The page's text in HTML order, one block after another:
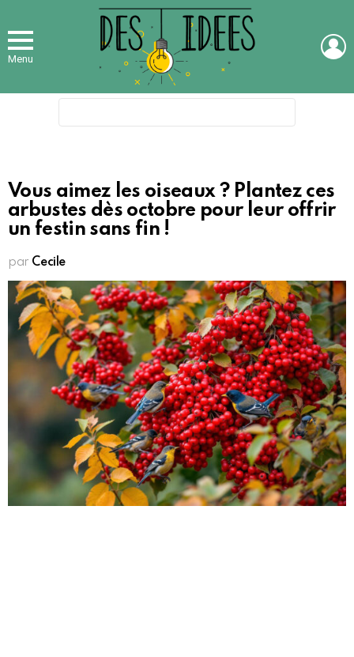
Menu
Vous aimez les oiseaux ? Plantez ces
arbustes dès octobre pour leur offrir
un festin sans fin !
par Cecile